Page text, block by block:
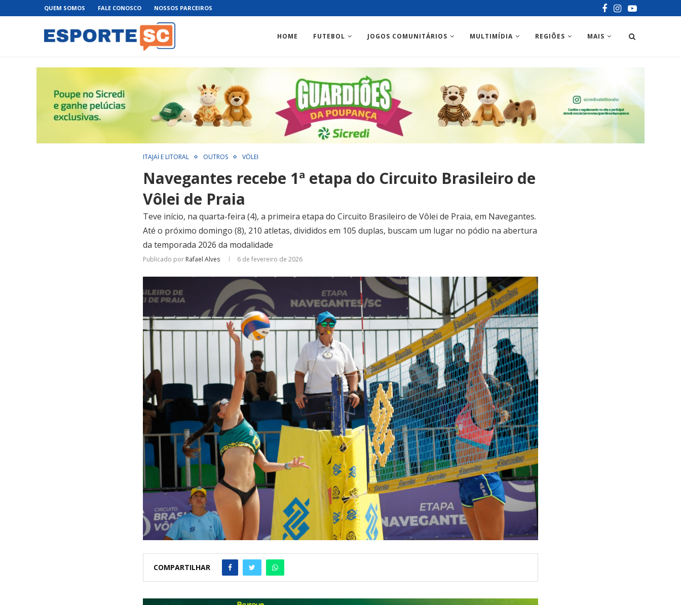
QUEM SOMOS FALE CONOSCO NOSSOS PARCEIROS
HOME FUTEBOL JOGOS COMUNITÁRIOS MULTIMÍDIA REGIÕES MAIS
ITAJAÍ E LITORAL OUTROS VÔLEI
Navegantes recebe 1ª etapa do Circuito Brasileiro de
Vôlei de Praia
Teve início, na quarta-feira (4), a primeira etapa do Circuito Brasileiro de Vôlei de Praia, em Navegantes.
Até o próximo domingo (8), 210 atletas, divididos em 105 duplas, buscam um lugar no pódio na abertura
da temporada 2026 da modalidade
Publicado por Rafael Alves 6 de fevereiro de 2026
COMPARTILHAR